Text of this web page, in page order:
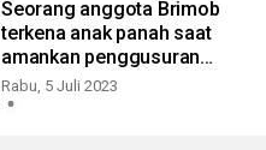
Seorang anggota Brimob
terkena anak panah saat
amankan penggusuran
pemukiman liar
Rabu, 5 Juli 2023